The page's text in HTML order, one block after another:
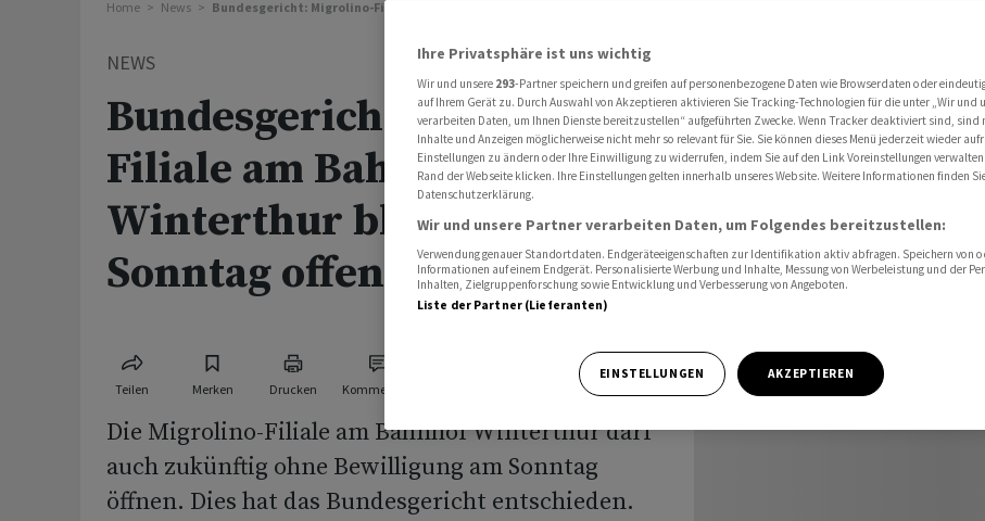
Home News Bundesgericht: Migrolino-Filiale am Bahnhof Winterthur bleibt am Sonntag offen
NEWS
Bundesgericht: Migrolino-
Filiale am Bahnhof
Winterthur bleibt am
Sonntag offen
Teilen Merken Drucken Kommentare
Die Migrolino-Filiale am Bahnhof Winterthur darf
auch zukünftig ohne Bewilligung am Sonntag
öffnen. Dies hat das Bundesgericht entschieden.
Ihre Privatsphäre ist uns wichtig
Wir und unsere 293-Partner speichern und greifen auf personenbezogene Daten wie Browserdaten oder
auf Ihrem Gerät zu. Durch Auswahl von Akzeptieren aktivieren Sie Tracking-Technologien für die unter „Wir und
verarbeiten Daten, um Ihnen Dienste bereitzustellen“ aufgeführten Zwecke. Wenn Tracker deaktiviert sind, sind
Inhalte und Anzeigen möglicherweise nicht mehr so relevant für Sie. Sie können dieses Menü jederzeit wieder
Einstellungen zu ändern oder Ihre Einwilligung zu widerrufen, indem Sie auf den Link Voreinstellungen
Rand der Webseite klicken. Ihre Einstellungen gelten innerhalb unseres Website. Weitere Informationen finden
Datenschutzerklärung.
Wir und unsere Partner verarbeiten Daten, um Folgendes bereitzustellen:
Verwendung genauer Standortdaten. Endgeräteeigenschaften zur Identifikation aktiv abfragen. Speichern von
Informationen auf einem Endgerät. Personalisierte Werbung und Inhalte, Messung von Werbeleistung und der
Inhalten, Zielgruppenforschung sowie Entwicklung und Verbesserung von Angeboten.
Liste der Partner (Lieferanten)
EINSTELLUNGEN AKZEPTIEREN